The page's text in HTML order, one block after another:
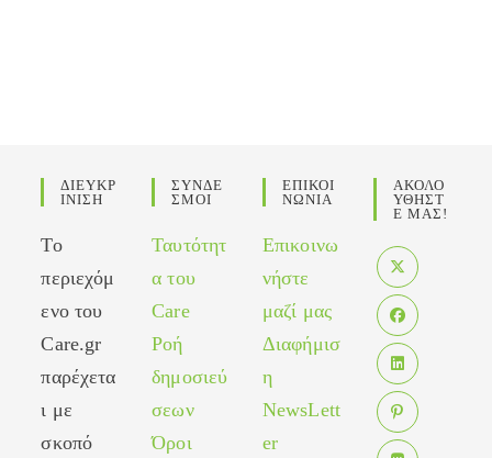
ΔΙΕΥΚΡ
ΙΝΙΣΗ
Το
περιεχόμ
ενο του
Care.gr
παρέχετα
ι με
σκοπό
ΣΥΝΔΕ
ΣΜΟΙ
Ταυτότητ
α του
Care
Ροή
δημοσιεύ
σεων
Όροι
ΕΠΙΚΟΙ
ΝΩΝΙΑ
Επικοινω
νήστε
μαζί μας
Διαφήμισ
η
NewsLett
er
ΑΚΟΛΟ
ΥΘΗΣΤ
Ε ΜΑΣ!
Opens
in
a
new
tab
Opens
in
a
new
tab
Opens
in
aOpens